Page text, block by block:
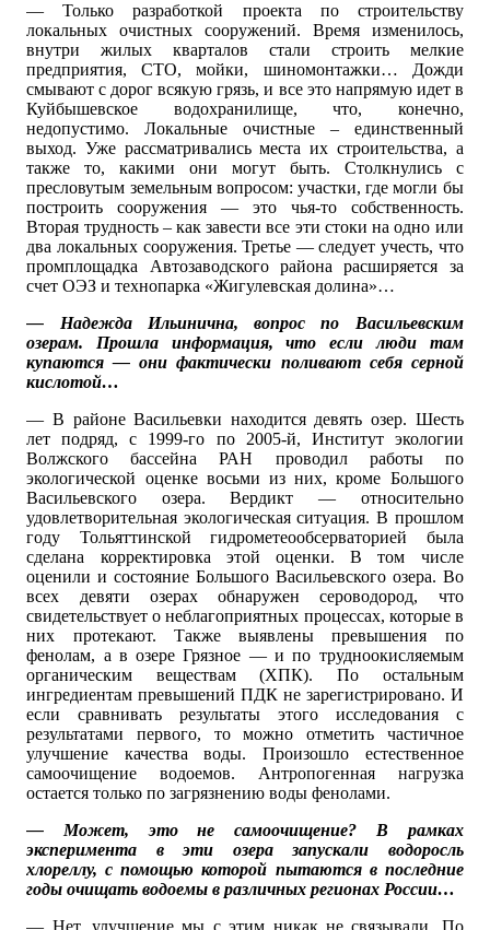
— Только разработкой проекта по строительству
локальных очистных сооружений. Время изменилось,
внутри жилых кварталов стали строить мелкие
предприятия, СТО, мойки, шиномонтажки… Дожди
смывают с дорог всякую грязь, и все это напрямую идет в
Куйбышевское водохранилище, что, конечно,
недопустимо. Локальные очистные – единственный
выход. Уже рассматривались места их строительства, а
также то, какими они могут быть. Столкнулись с
пресловутым земельным вопросом: участки, где могли бы
построить сооружения — это чья-то собственность.
Вторая трудность – как завести все эти стоки на одно или
два локальных сооружения. Третье — следует учесть, что
промплощадка Автозаводского района расширяется за
счет ОЭЗ и технопарка «Жигулевская долина»…
— Надежда Ильинична, вопрос по Васильевским
озерам. Прошла информация, что если люди там
купаются — они фактически поливают себя серной
кислотой…
— В районе Васильевки находится девять озер. Шесть
лет подряд, с 1999-го по 2005-й, Институт экологии
Волжского бассейна РАН проводил работы по
экологической оценке восьми из них, кроме Большого
Васильевского озера. Вердикт — относительно
удовлетворительная экологическая ситуация. В прошлом
году Тольяттинской гидрометеообсерваторией была
сделана корректировка этой оценки. В том числе
оценили и состояние Большого Васильевского озера. Во
всех девяти озерах обнаружен сероводород, что
свидетельствует о неблагоприятных процессах, которые в
них протекают. Также выявлены превышения по
фенолам, а в озере Грязное — и по трудноокисляемым
органическим веществам (ХПК). По остальным
ингредиентам превышений ПДК не зарегистрировано. И
если сравнивать результаты этого исследования с
результатами первого, то можно отметить частичное
улучшение качества воды. Произошло естественное
самоочищение водоемов. Антропогенная нагрузка
остается только по загрязнению воды фенолами.
— Может, это не самоочищение? В рамках
эксперимента в эти озера запускали водоросль
хлореллу, с помощью которой пытаются в последние
годы очищать водоемы в различных регионах России…